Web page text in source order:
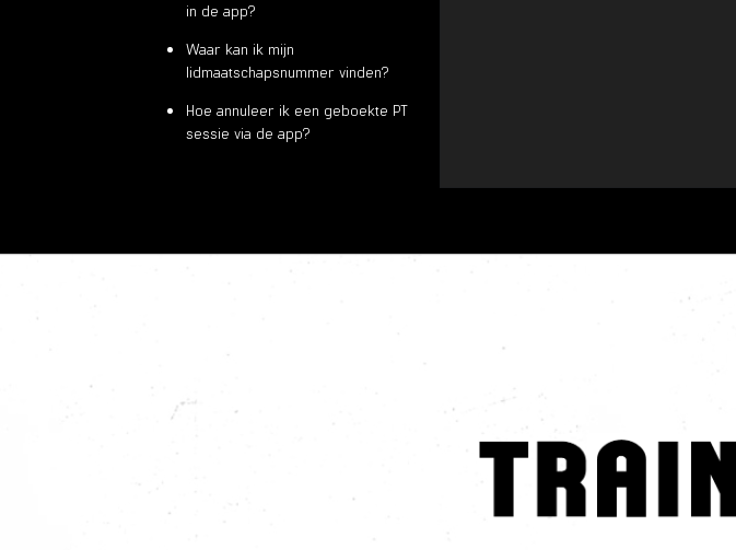
in de app?
Waar kan ik mijn
lidmaatschapsnummer vinden?
Hoe annuleer ik een geboekte PT
sessie via de app?